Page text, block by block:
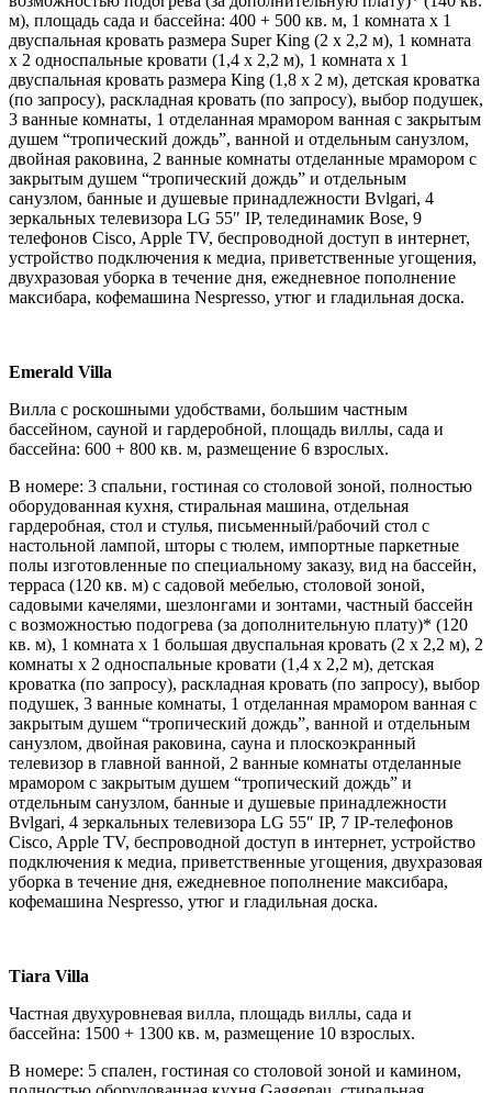
м), площадь сада и бассейна: 400 + 500 кв. м, 1 комната x 1
двуспальная кровать размера Super Кing (2 x 2,2 м), 1 комната
x 2 односпальные кровати (1,4 х 2,2 м), 1 комната x 1
двуспальная кровать размера Кing (1,8 x 2 м), детская кроватка
(по запросу), раскладная кровать (по запросу), выбор подушек,
3 ванные комнаты, 1 отделанная мрамором ванная с закрытым
душем “тропический дождь”, ванной и отдельным санузлом,
двойная раковина, 2 ванные комнаты отделанные мрамором с
закрытым душем “тропический дождь” и отдельным
санузлом, банные и душевые принадлежности Bvlgari, 4
зеркальных телевизора LG 55″ IP, телединамик Bose, 9
телефонов Cisco, Apple TV, беспроводной доступ в интернет,
устройство подключения к медиа, приветственные угощения,
двухразовая уборка в течение дня, ежедневное пополнение
максибара, кофемашина Nespresso, утюг и гладильная доска.
Emerald Villa
Вилла с роскошными удобствами, большим частным
бассейном, сауной и гардеробной, площадь виллы, сада и
бассейна: 600 + 800 кв. м, размещение 6 взрослых.
В номере: 3 спальни, гостиная со столовой зоной, полностью
оборудованная кухня, стиральная машина, отдельная
гардеробная, стол и стулья, письменный/рабочий стол с
настольной лампой, шторы с тюлем, импортные паркетные
полы изготовленные по специальному заказу, вид на бассейн,
терраса (120 кв. м) с садовой мебелью, столовой зоной,
садовыми качелями, шезлонгами и зонтами, частный бассейн
с возможностью подогрева (за дополнительную плату)* (120
кв. м), 1 комната x 1 большая двуспальная кровать (2 x 2,2 м), 2
комнаты x 2 односпальные кровати (1,4 х 2,2 м), детская
кроватка (по запросу), раскладная кровать (по запросу), выбор
подушек, 3 ванные комнаты, 1 отделанная мрамором ванная с
закрытым душем “тропический дождь”, ванной и отдельным
санузлом, двойная раковина, сауна и плоскоэкранный
телевизор в главной ванной, 2 ванные комнаты отделанные
мрамором с закрытым душем “тропический дождь” и
отдельным санузлом, банные и душевые принадлежности
Bvlgari, 4 зеркальных телевизора LG 55″ IP, 7 IP-телефонов
Cisco, Apple TV, беспроводной доступ в интернет, устройство
подключения к медиа, приветственные угощения, двухразовая
уборка в течение дня, ежедневное пополнение максибара,
кофемашина Nespresso, утюг и гладильная доска.
Tiara Villa
Частная двухуровневая вилла, площадь виллы, сада и
бассейна: 1500 + 1300 кв. м, размещение 10 взрослых.
В номере: 5 спален, гостиная со столовой зоной и камином,